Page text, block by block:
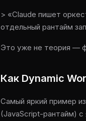
> «Claude пишет
отдельный рантайм
Это уже не теория —
Как Dynamic
Самый яркий пример
(JavaScript-рантайм) с